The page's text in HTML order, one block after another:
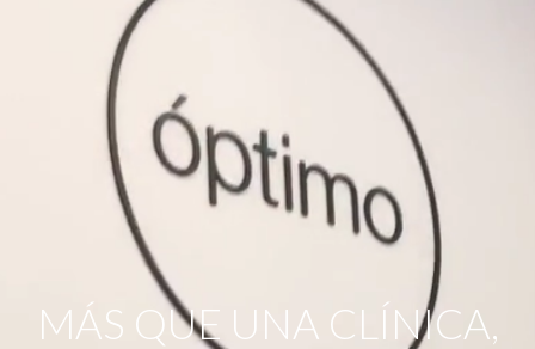
MÁS QUE UNA CLÍNICA,